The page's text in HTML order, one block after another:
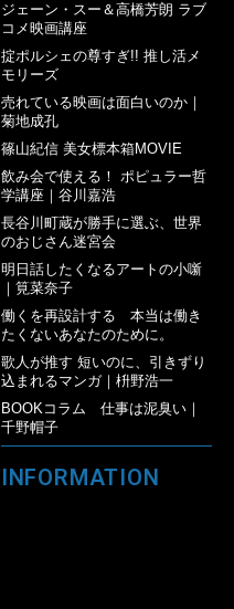
ジェーン・スー＆高橋芳朗 ラブ
コメ映画講座
掟ポルシェの尊すぎ!! 推し活メ
モリーズ
売れている映画は面白いのか｜
菊地成孔
篠山紀信 美女標本箱MOVIE
飲み会で使える！ ポピュラー哲
学講座｜谷川嘉浩
長谷川町蔵が勝手に選ぶ、世界
のおじさん迷宮会
明日話したくなるアートの小噺
｜筧菜奈子
働くを再設計する 本当は働き
たくないあなたのために。
歌人が推す 短いのに、引きずり
込まれるマンガ｜枡野浩一
BOOKコラム 仕事は泥臭い｜
千野帽子
INFORMATION